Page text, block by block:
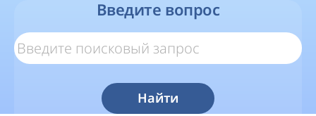
Введите вопрос
Найти